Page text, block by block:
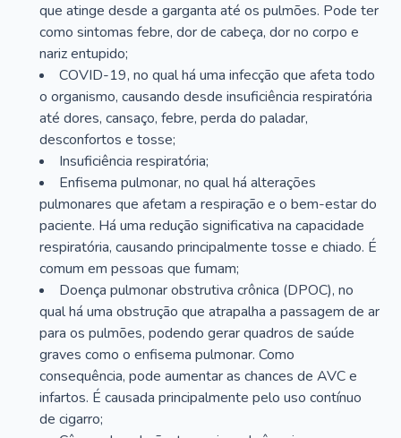
que atinge desde a garganta até os pulmões. Pode ter
como sintomas febre, dor de cabeça, dor no corpo e
nariz entupido;
COVID-19, no qual há uma infecção que afeta todo
o organismo, causando desde insuficiência respiratória
até dores, cansaço, febre, perda do paladar,
desconfortos e tosse;
Insuficiência respiratória;
Enfisema pulmonar, no qual há alterações
pulmonares que afetam a respiração e o bem-estar do
paciente. Há uma redução significativa na capacidade
respiratória, causando principalmente tosse e chiado. É
comum em pessoas que fumam;
Doença pulmonar obstrutiva crônica (DPOC), no
qual há uma obstrução que atrapalha a passagem de ar
para os pulmões, podendo gerar quadros de saúde
graves como o enfisema pulmonar. Como
consequência, pode aumentar as chances de AVC e
infartos. É causada principalmente pelo uso contínuo
de cigarro;